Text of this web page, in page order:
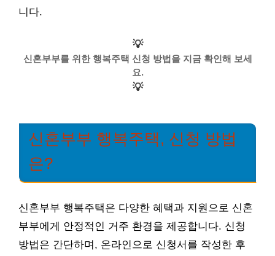
니다.
💡
신혼부부를 위한 행복주택 신청 방법을 지금 확인해 보세
요.
💡
신혼부부 행복주택, 신청 방법
은?
신혼부부 행복주택은 다양한 혜택과 지원으로 신혼
부부에게 안정적인 거주 환경을 제공합니다. 신청
방법은 간단하며, 온라인으로 신청서를 작성한 후